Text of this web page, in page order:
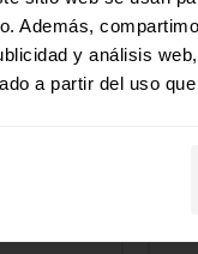
Además,
y análisis
a partir del uso
una
de